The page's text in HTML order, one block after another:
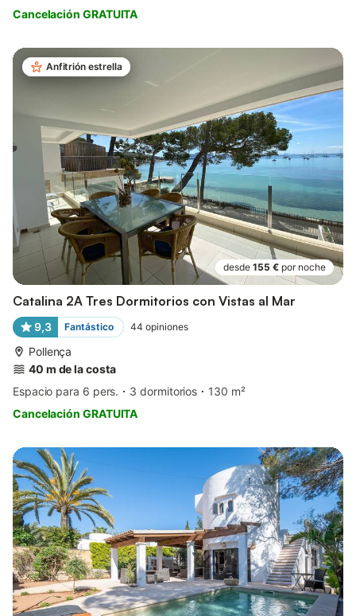
Cancelación GRATUITA
Anfitrión estrella
desde 155 € por noche
Catalina 2A Tres Dormitorios con Vistas al Mar
9,3 Fantástico 44 opiniones
Pollença
40 m de la costa
Espacio para 6 pers.
3 dormitorios
130 m²
Cancelación GRATUITA